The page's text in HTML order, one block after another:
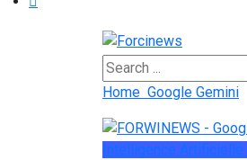
Home Google Gemini
Intelligence Artificielle